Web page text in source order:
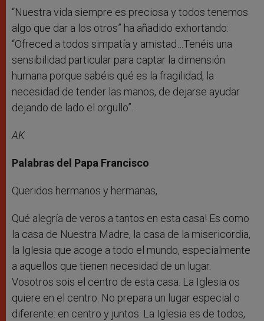
“Nuestra vida siempre es preciosa y todos tenemos
algo que dar a los otros” ha añadido exhortando:
“Ofreced a todos simpatía y amistad…Tenéis una
sensibilidad particular para captar la dimensión
humana porque sabéis qué es la fragilidad, la
necesidad de tender las manos, de dejarse ayudar
dejando de lado el orgullo”.
AK
Palabras del Papa Francisco
Queridos hermanos y hermanas,
Qué alegría de veros a tantos en esta casa! Es como
la casa de Nuestra Madre, la casa de la misericordia,
la Iglesia que acoge a todo el mundo, especialmente
a aquellos que tienen necesidad de un lugar.
Vosotros sois el centro de esta casa. La Iglesia os
quiere en el centro. No prepara un lugar especial o
diferente: en centro y juntos. La Iglesia es de todos,